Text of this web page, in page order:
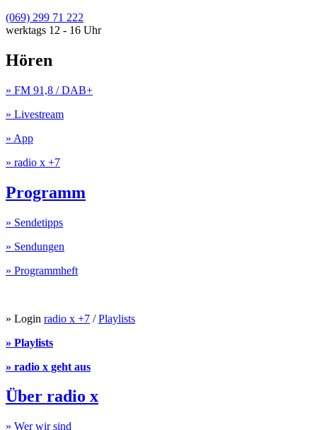
(069) 299 71 222
werktags 12 - 16 Uhr
Hören
» FM 91,8 / DAB+
» Livestream
» App
» radio x +7
Programm
» Sendetipps
» Sendungen
» Programmheft
» Login radio x +7 /Playlists
» Playlists
» radio x geht aus
Über radio x
» Wer wir sind